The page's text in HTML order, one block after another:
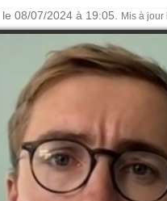
le 08/07/2024 à 19:05. Mis à